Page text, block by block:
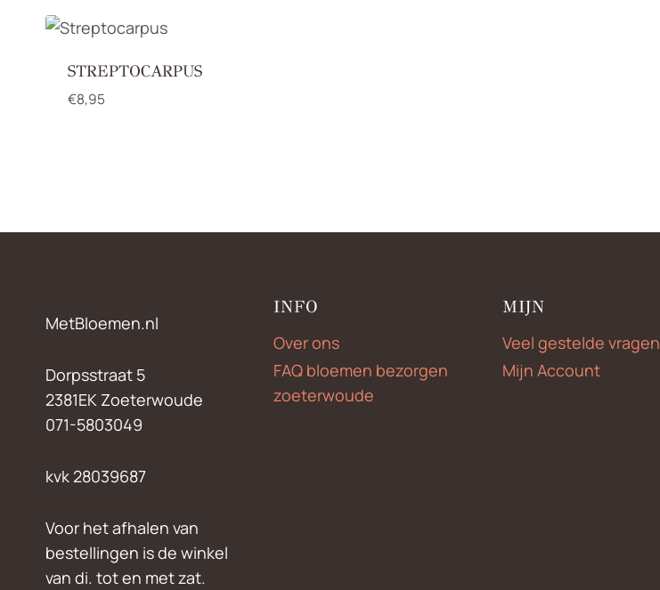
STREPTOCARPUS
€8,95
MetBloemen.nl
Dorpsstraat 5
2381EK Zoeterwoude
071-5803049
kvk 28039687
Voor het afhalen van
bestellingen is de winkel
van di. tot en met zat.
INFO
Over ons
FAQ bloemen bezorgen
zoeterwoude
MIJN
Veel gestelde vragen
Mijn Account